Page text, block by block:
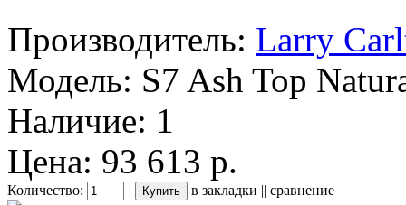
Производитель: Larry
Модель: S7 Ash Top
Наличие: 1
Цена: 93 613 р.
Количество: в закладки || сравнение